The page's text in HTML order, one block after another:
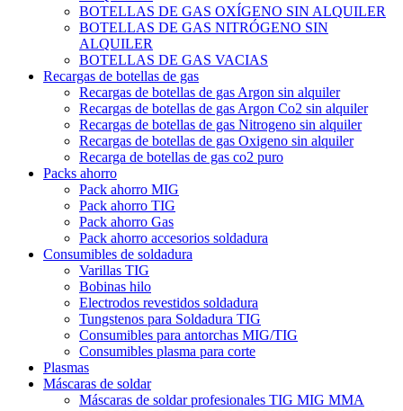
BOTELLAS DE GAS OXÍGENO SIN ALQUILER
BOTELLAS DE GAS NITRÓGENO SIN
ALQUILER
BOTELLAS DE GAS VACIAS
Recargas de botellas de gas
Recargas de botellas de gas Argon sin alquiler
Recargas de botellas de gas Argon Co2 sin alquiler
Recargas de botellas de gas Nitrogeno sin alquiler
Recargas de botellas de gas Oxigeno sin alquiler
Recarga de botellas de gas co2 puro
Packs ahorro
Pack ahorro MIG
Pack ahorro TIG
Pack ahorro Gas
Pack ahorro accesorios soldadura
Consumibles de soldadura
Varillas TIG
Bobinas hilo
Electrodos revestidos soldadura
Tungstenos para Soldadura TIG
Consumibles para antorchas MIG/TIG
Consumibles plasma para corte
Plasmas
Máscaras de soldar
Máscaras de soldar profesionales TIG MIG MMA